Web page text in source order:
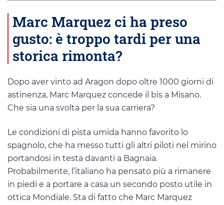
Marc Marquez ci ha preso
gusto: è troppo tardi per una
storica rimonta?
Dopo aver vinto ad Aragon dopo oltre 1000 giorni di
astinenza, Marc Marquez concede il bis a Misano.
Che sia una svolta per la sua carriera?
Le condizioni di pista umida hanno favorito lo
spagnolo, che ha messo tutti gli altri piloti nel mirino
portandosi in testa davanti a Bagnaia.
Probabilmente, l’italiano ha pensato più a rimanere
in piedi e a portare a casa un secondo posto utile in
ottica Mondiale. Sta di fatto che Marc Marquez